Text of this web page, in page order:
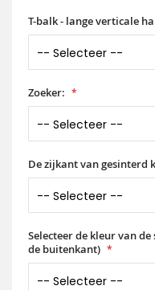
T-balk - lange verticale
Zoeker:
De zijkant van gesinterd
Selecteer de kleur van
de buitenkant)